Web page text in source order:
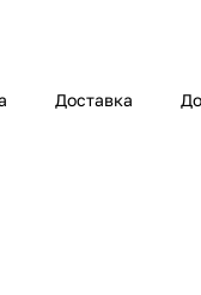
Доставка